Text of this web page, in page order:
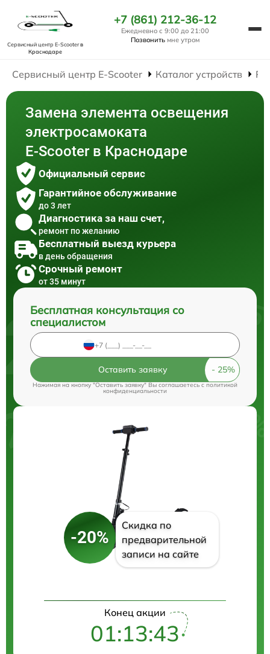
Сервисный центр E-Scooterв
Краснодаре
+7 (861) 212-36-12
Ежедневно с 9:00 до 21:00
Позвонить мне утром
Сервисный центр E-Scooter Каталог устройств
Замена элемента освещения
электросамоката
E-Scooter в Краснодаре
Официальный сервис
Гарантийное обслуживание
до 3 лет
Диагностика за наш счет,
ремонт по желанию
Бесплатный выезд курьера
в день обращения
Срочный ремонт
от 35 минут
Бесплатная консультация со
специалистом
Оставить заявку
Нажимая на кнопку "Оставить заявку" Вы соглашаетесь cполитикой
конфиденциальности
-20%
Скидка по
предварительной
записи на сайте
Конец акции
01:13:42